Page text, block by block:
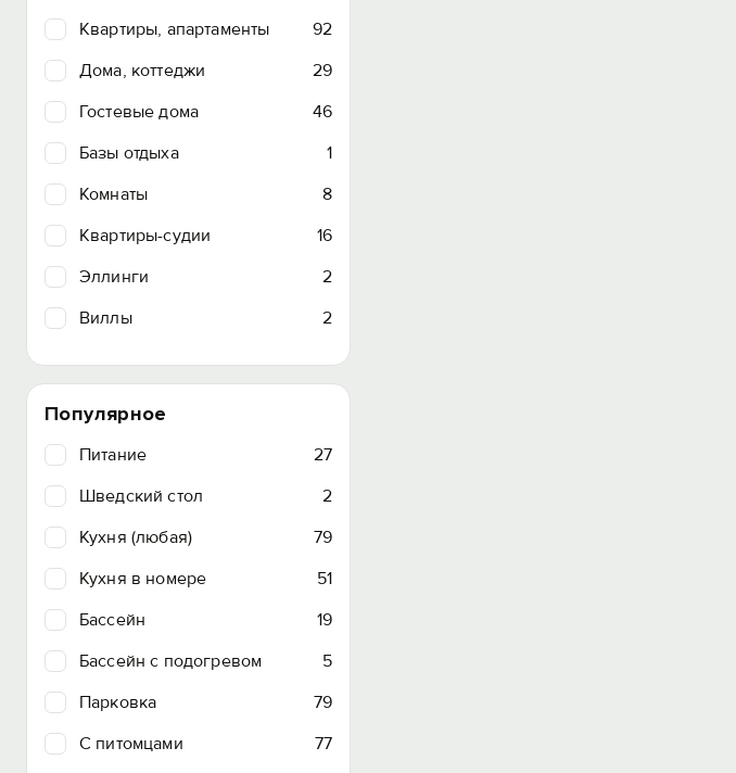
Квартиры, апартаменты
92
Дома, коттеджи
29
Гостевые дома
46
Базы отдыха
1
Комнаты
8
Квартиры-судии
16
Эллинги
2
Виллы
2
Популярное
Питание
27
Шведский стол
2
Кухня (любая)
79
Кухня в номере
51
Бассейн
19
Бассейн с подогревом
5
Парковка
79
C питомцами
77